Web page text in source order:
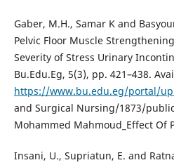
Gaber, M.H., Samar K and
Pelvic Floor Muscle
Severity of Stress Urinary
Bu.Edu.Eg, 5(3), pp. 421–438.
https://www.bu.edu.eg/portal/
and Surgical Nursing/1873/
Mohammed Mahmoud_Effect Of
Insani, U., Supriatun, E. and